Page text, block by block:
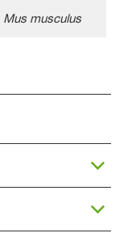
Mus musculus